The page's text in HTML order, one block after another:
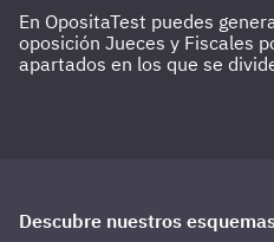
En OpositaTest puedes
oposición Jueces y Fiscales
apartados en los que se
Descubre nuestros